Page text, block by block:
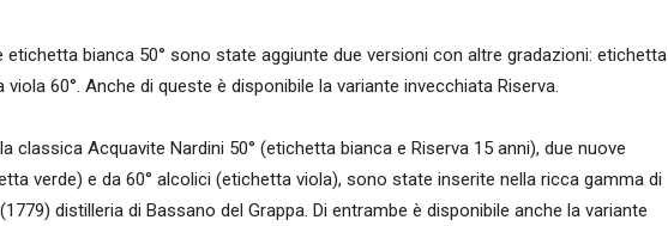
etichetta bianca 50° sono state aggiunte due versioni con altre gradazioni: etichetta
viola 60°. Anche di queste è disponibile la variante invecchiata Riserva.
classica Acquavite Nardini 50° (etichetta bianca e Riserva 15 anni), due nuove
verde) e da 60° alcolici (etichetta viola), sono state inserite nella ricca gamma di
distilleria di Bassano del Grappa. Di entrambe è disponibile anche la variante